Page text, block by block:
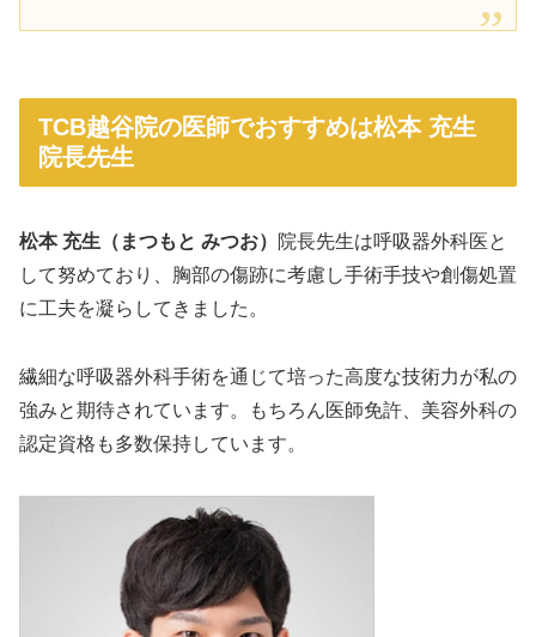
TCB越谷院の医師でおすすめは松本 充生
院長先生
松本 充生（まつもと みつお）
院長先生は呼吸器外科医と
して努めており、胸部の傷跡に考慮し手術手技や創傷処置
に工夫を凝らしてきました。
繊細な呼吸器外科手術を通じて培った高度な技術力が私の
強みと期待されています。もちろん医師免許、美容外科の
認定資格も多数保持しています。